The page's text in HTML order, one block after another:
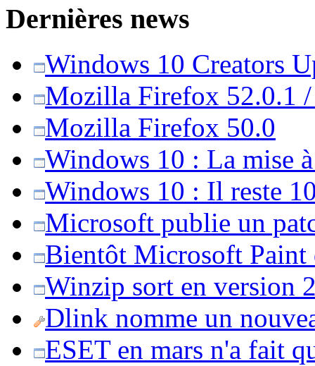
Dernières news
Windows 10 Creators
Mozilla Firefox 52.0.1
Mozilla Firefox 50.0
Windows 10 : La mise
Windows 10 : Il reste
Microsoft publie un
Bientôt Microsoft Paint
Winzip sort en version
Dlink nomme un
ESET en mars n'a fait